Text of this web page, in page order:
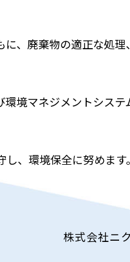
、廃棄物の適正な処理
境マネジメントシス
、環境保全に努めます。
株式会社ニ